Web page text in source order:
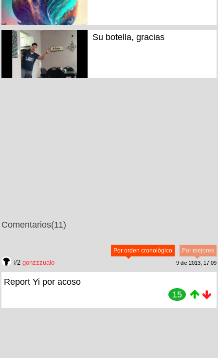
Su botella, gracias
Comentarios(11)
Por mejores
Por orden cronológico
#2 gonzzzualo 9 dic 2013, 17:09
Report Yi por acoso
15